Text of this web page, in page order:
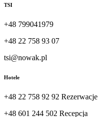
TSI
+48 799041979
+48 22 758 93 07
tsi@nowak.pl
Hotele
+48 22 758 92 92 Rezerwacje
+48 601 244 502 Recepcja